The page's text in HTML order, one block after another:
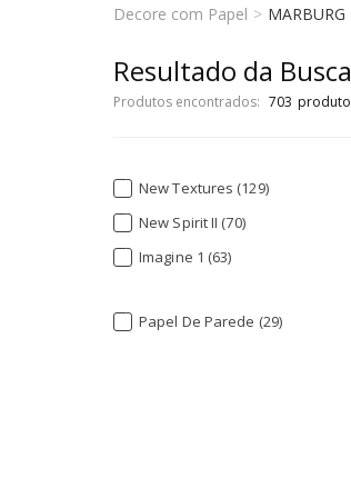
Decore com Papel MARBURG
Resultado da Busca
Produtos encontrados: 703
New Textures (129)
New Spirit II (70)
Imagine 1 (63)
Struktura (59)
Papel De Parede (29)